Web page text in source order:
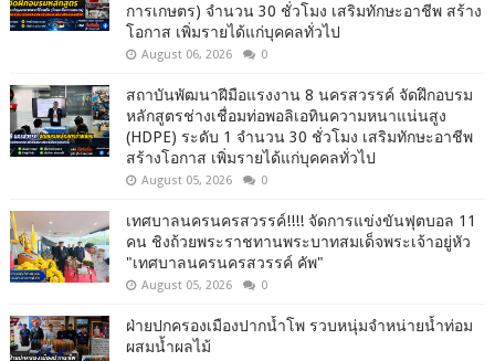
การเกษตร) จำนวน 30 ชั่วโมง เสริมทักษะอาชีพ สร้าง
โอกาส เพิ่มรายได้แก่บุคคลทั่วไป
August 06, 2026 0
สถาบันพัฒนาฝีมือแรงงาน 8 นครสวรรค์ จัดฝึกอบรม
หลักสูตรช่างเชื่อมท่อพอลิเอทินความหนาแน่นสูง
(HDPE) ระดับ 1 จำนวน 30 ชั่วโมง เสริมทักษะอาชีพ
สร้างโอกาส เพิ่มรายได้แก่บุคคลทั่วไป
August 05, 2026 0
เทศบาลนครนครสวรรค์!!!! จัดการแข่งขันฟุตบอล 11
คน ชิงถ้วยพระราชทานพระบาทสมเด็จพระเจ้าอยู่หัว
"เทศบาลนครนครสวรรค์ คัพ"
August 05, 2026 0
ฝ่ายปกครองเมืองปากน้ำโพ รวบหนุ่มจำหน่ายน้ำท่อม
ผสมน้ำผลไม้